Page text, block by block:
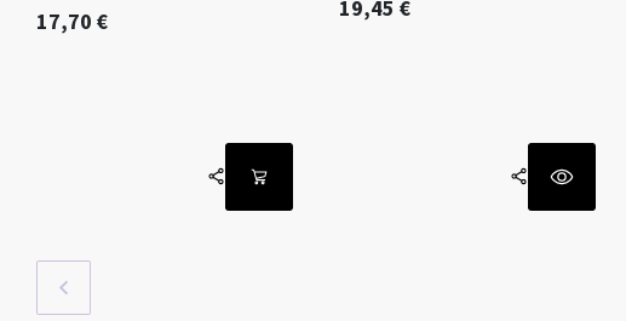
17,70 € 19,45 €